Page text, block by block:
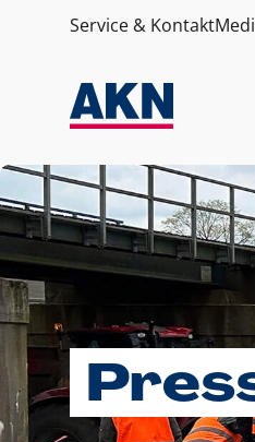
Service & Kontakt